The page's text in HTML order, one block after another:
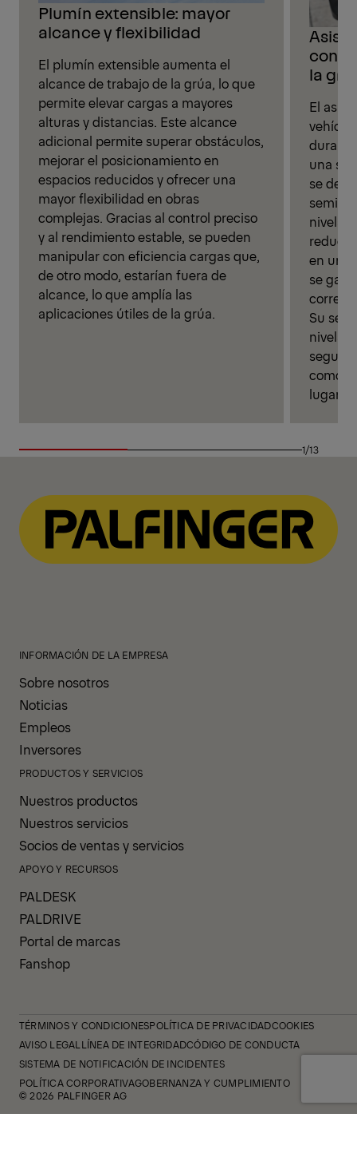
Plumín extensible: mayor
alcance y flexibilidad
El plumín extensible aumenta el
alcance de trabajo de la grúa, lo que
permite elevar cargas a mayores
alturas y distancias. Este alcance
adicional permite superar obstáculos,
mejorar el posicionamiento en
espacios reducidos y ofrecer una
mayor flexibilidad en obras
complejas. Gracias al control preciso
y al rendimiento estable, se pueden
manipular con eficiencia cargas que,
de otro modo, estarían fuera de
alcance, lo que amplía las
aplicaciones útiles de la grúa.
la
El
una
se
reduce
en un
se
Su
lugar
1/13
INFORMACIÓN DE LA EMPRESA
Sobre nosotros
Noticias
Empleos
Inversores
PRODUCTOS Y SERVICIOS
Nuestros productos
Nuestros servicios
Socios de ventas y servicios
APOYO Y RECURSOS
PALDESK
PALDRIVE
Portal de marcas
Fanshop
TÉRMINOS Y CONDICIONESPOLÍTICA DE PRIVACIDADCOOKIES
AVISO LEGALLÍNEA DE INTEGRIDADCÓDIGO DE CONDUCTA
SISTEMA DE NOTIFICACIÓN DE INCIDENTES
POLÍTICA CORPORATIVAGOBERNANZA Y CUMPLIMIENTO
© 2026 PALFINGER AG